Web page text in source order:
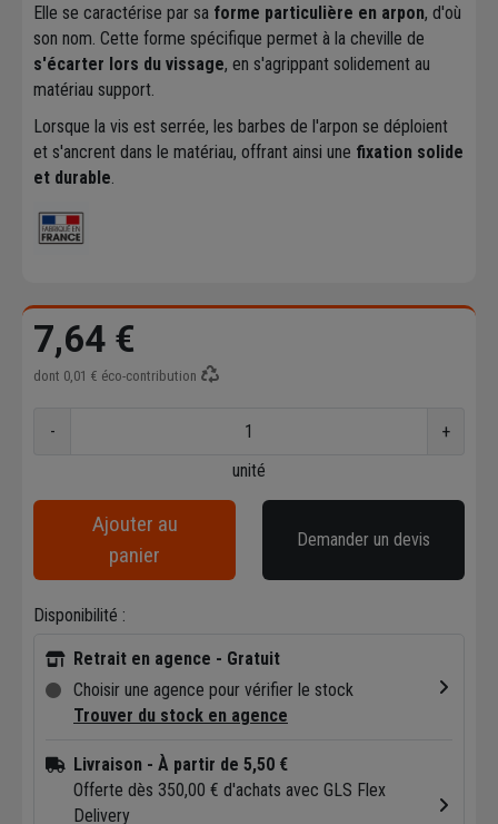
Elle se caractérise par sa forme particulière en arpon, d'où
son nom. Cette forme spécifique permet à la cheville de
s'écarter lors du vissage, en s'agrippant solidement au
matériau support.
Lorsque la vis est serrée, les barbes de l'arpon se déploient
et s'ancrent dans le matériau, offrant ainsi une fixation solide
et durable
7,64 €
dont 0,01 € éco-contribution
-
+
unité
Ajouter au
panier
Demander un devis
Disponibilité :
Retrait en agence - Gratuit
Choisir une agence pour vérifier le stock
Trouver du stock en agence
Livraison - À partir de 5,50 €
Offerte dès 350,00 € d'achats avec GLS Flex
Delivery